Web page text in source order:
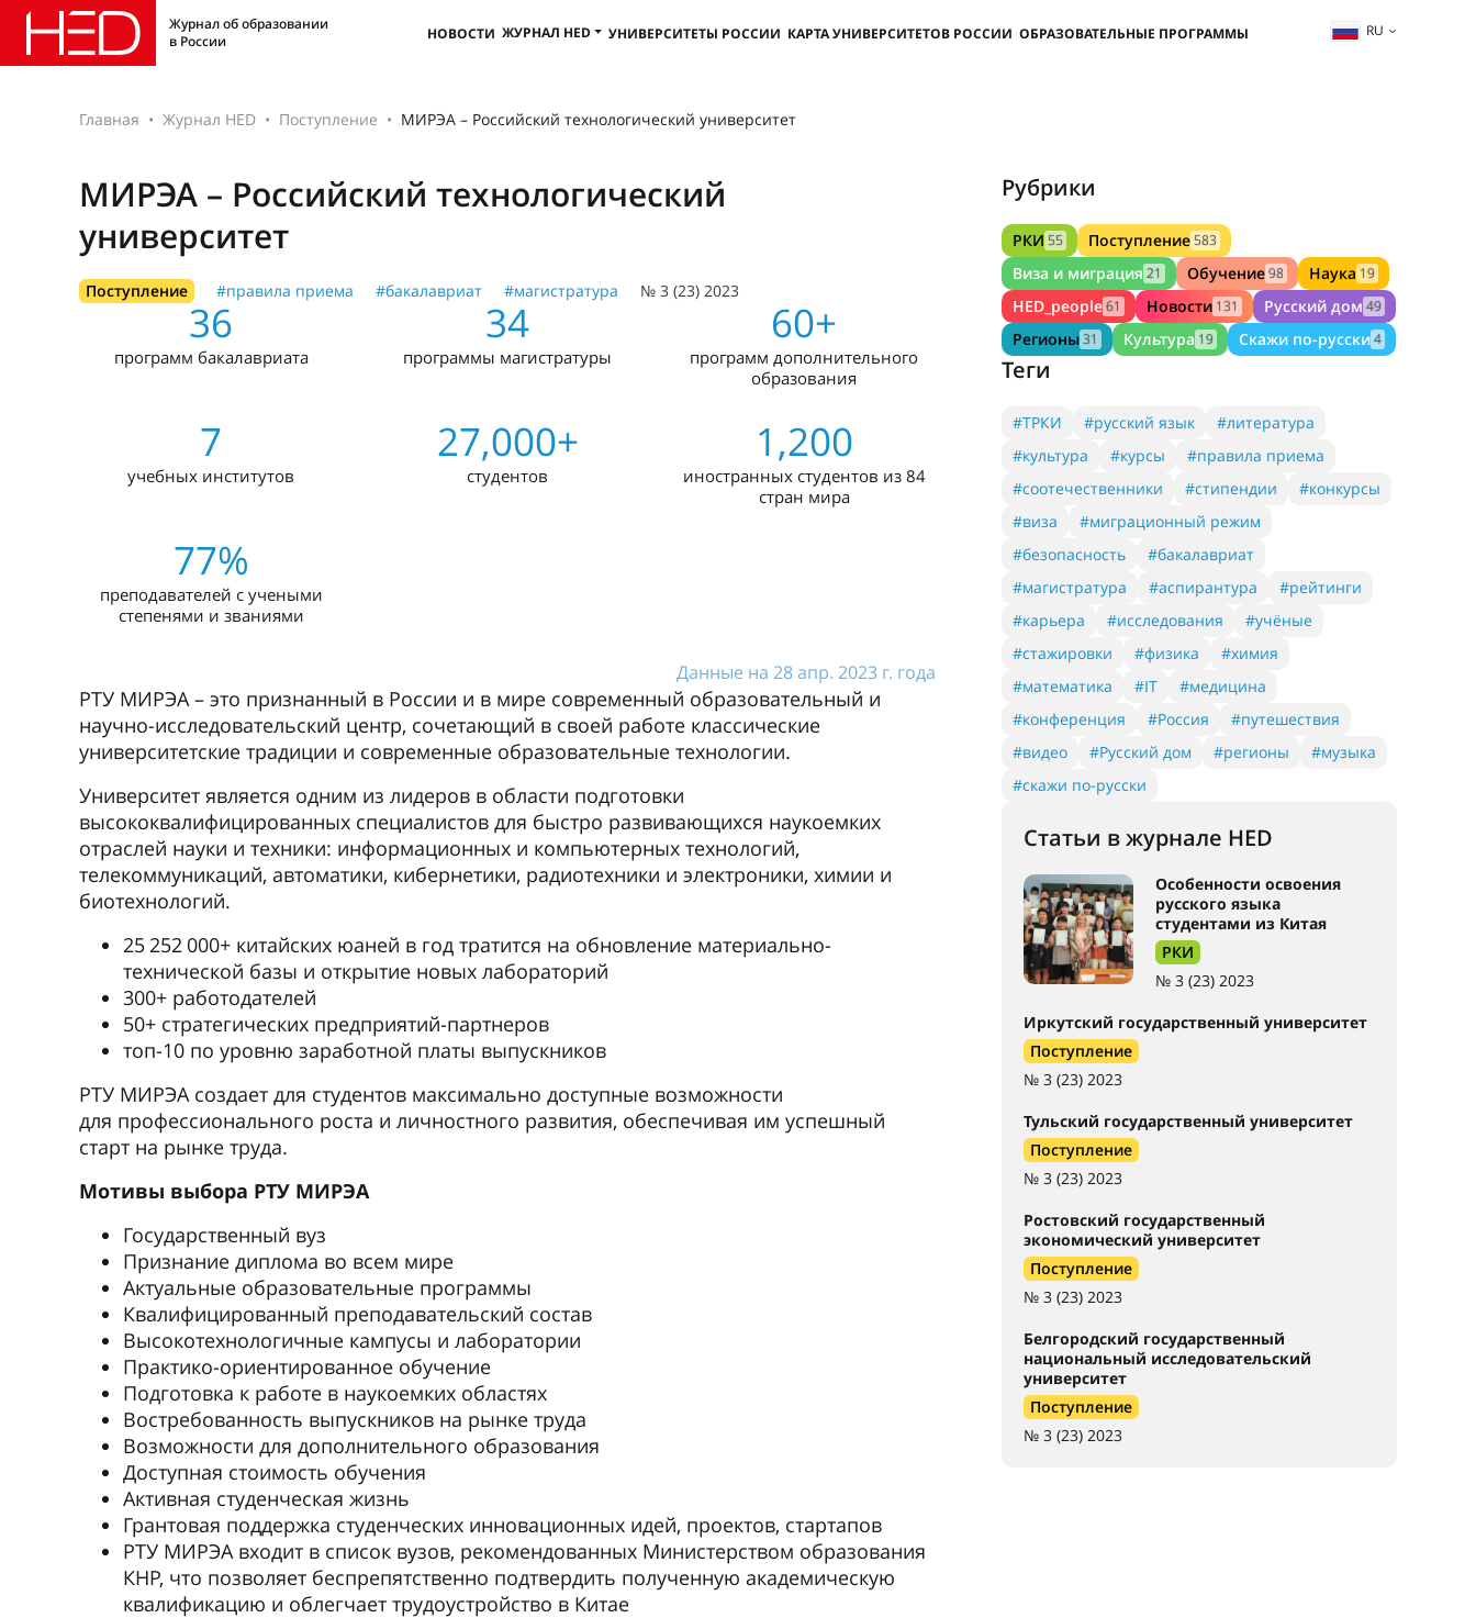
Журнал об образовании
в России
НОВОСТИ ЖУРНАЛ HED УНИВЕРСИТЕТЫ РОССИИ КАРТА УНИВЕРСИТЕТОВ РОССИИ ОБРАЗОВАТЕЛЬНЫЕ ПРОГРАММЫ RU
Главная Журнал HED Поступление МИРЭА – Российский технологический университет
МИРЭА – Российский технологический
университет
Поступление #правила приема #бакалавриат #магистратура № 3 (23) 2023
36
программ бакалавриата
34
программы магистратуры
60+
программ дополнительного
образования
7
учебных институтов
27,000+
студентов
1,200
иностранных студентов из 84
стран мира
77%
преподавателей с учеными
степенями и званиями
Данные на 28 апр. 2023 г. года
РТУ МИРЭА – это признанный в России и в мире современный образовательный и
научно-исследовательский центр, сочетающий в своей работе классические
университетские традиции и современные образовательные технологии.
Университет является одним из лидеров в области подготовки
высококвалифицированных специалистов для быстро развивающихся наукоемких
отраслей науки и техники: информационных и компьютерных технологий,
телекоммуникаций, автоматики, кибернетики, радиотехники и электроники, химии и
биотехнологий.
25 252 000+ китайских юаней в год тратится на обновление материально-
технической базы и открытие новых лабораторий
300+ работодателей
50+ стратегических предприятий-партнеров
топ-10 по уровню заработной платы выпускников
РТУ МИРЭА создает для студентов максимально доступные возможности
для профессионального роста и личностного развития, обеспечивая им успешный
старт на рынке труда.
Мотивы выбора РТУ МИРЭА
Государственный вуз
Признание диплома во всем мире
Актуальные образовательные программы
Квалифицированный преподавательский состав
Высокотехнологичные кампусы и лаборатории
Практико-ориентированное обучение
Подготовка к работе в наукоемких областях
Востребованность выпускников на рынке труда
Возможности для дополнительного образования
Доступная стоимость обучения
Активная студенческая жизнь
Грантовая поддержка студенческих инновационных идей, проектов, стартапов
РТУ МИРЭА входит в список вузов, рекомендованных Министерством образования
КНР, что позволяет беспрепятственно подтвердить полученную академическую
квалификацию и облегчает трудоустройство в Китае
Рубрики
РКИ 55 Поступление583
Виза и миграция 21 Обучение98 Наука 19
HED_people61 Новости 131 Русский дом 49
Регионы31 Культура 19 Скажи по-русски4
Теги
#ТРКИ #русский язык
#литература
#культура
#курсы
#правила приема
#соотечественники
#стипендии
#конкурсы
#виза
#миграционный режим
#безопасность
#бакалавриат
#магистратура
#аспирантура
#рейтинги
#карьера
#исследования
#учёные
#стажировки
#физика
#химия
#математика
#IT
#медицина
#конференция
#Россия
#путешествия
#видео
#Русский дом #регионы
#музыка
#скажи по-русски
Статьи в журнале HED
Особенности освоения
русского языка
студентами из Китая
РКИ
№ 3 (23) 2023
Иркутский государственный университет
Поступление
№ 3 (23) 2023
Тульский государственный университет
Поступление
№ 3 (23) 2023
Ростовский государственный
экономический университет
Поступление
№ 3 (23) 2023
Белгородский государственный
национальный исследовательский
университет
Поступление
№ 3 (23) 2023